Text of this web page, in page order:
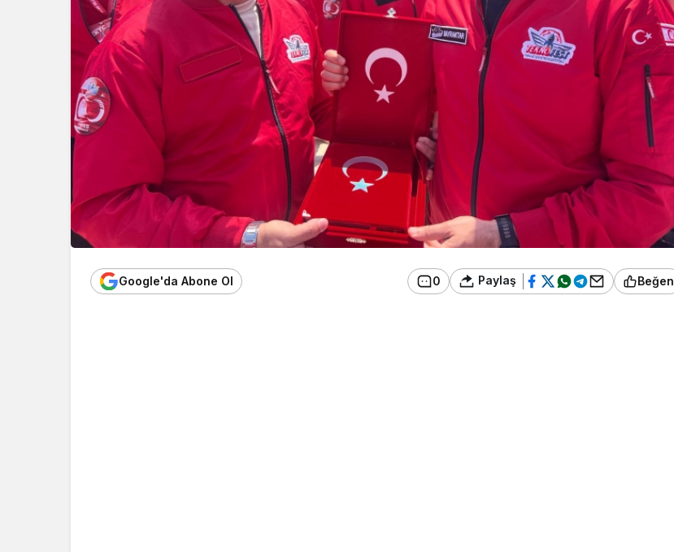
Google'da Abone Ol 0 Paylaş Beğen